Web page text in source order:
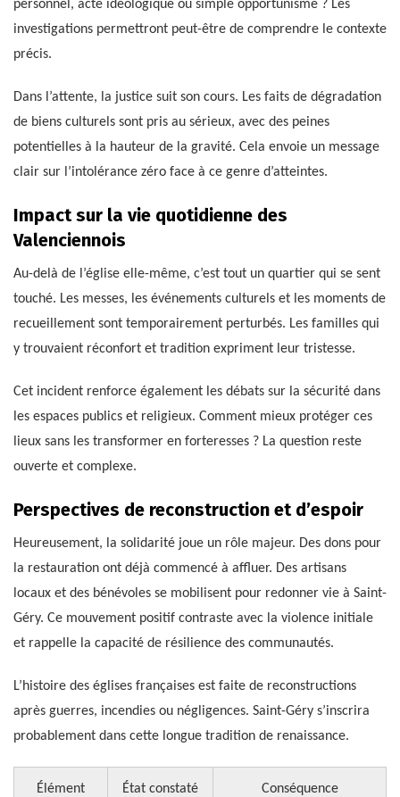
personnel, acte idéologique ou simple opportunisme ? Les
investigations permettront peut-être de comprendre le contexte
précis.
Dans l’attente, la justice suit son cours. Les faits de dégradation
de biens culturels sont pris au sérieux, avec des peines
potentielles à la hauteur de la gravité. Cela envoie un message
clair sur l’intolérance zéro face à ce genre d’atteintes.
Impact sur la vie quotidienne des
Valenciennois
Au-delà de l’église elle-même, c’est tout un quartier qui se sent
touché. Les messes, les événements culturels et les moments de
recueillement sont temporairement perturbés. Les familles qui
y trouvaient réconfort et tradition expriment leur tristesse.
Cet incident renforce également les débats sur la sécurité dans
les espaces publics et religieux. Comment mieux protéger ces
lieux sans les transformer en forteresses ? La question reste
ouverte et complexe.
Perspectives de reconstruction et d’espoir
Heureusement, la solidarité joue un rôle majeur. Des dons pour
la restauration ont déjà commencé à affluer. Des artisans
locaux et des bénévoles se mobilisent pour redonner vie à Saint-
Géry. Ce mouvement positif contraste avec la violence initiale
et rappelle la capacité de résilience des communautés.
L’histoire des églises françaises est faite de reconstructions
après guerres, incendies ou négligences. Saint-Géry s’inscrira
probablement dans cette longue tradition de renaissance.
Élément
État constaté Conséquence